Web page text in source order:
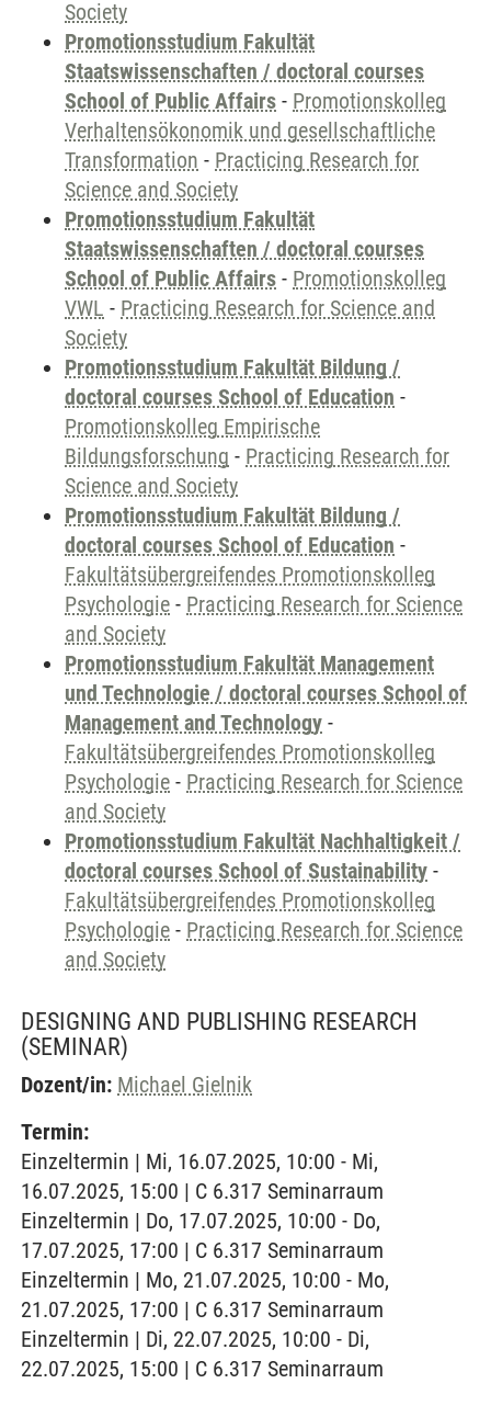
Society
Promotionsstudium Fakultät
Staatswissenschaften / doctoral courses
School of Public Affairs - Promotionskolleg
Verhaltensökonomik und gesellschaftliche
Transformation - Practicing Research for
Science and Society
Promotionsstudium Fakultät
Staatswissenschaften / doctoral courses
School of Public Affairs - Promotionskolleg
VWL - Practicing Research for Science and
Society
Promotionsstudium Fakultät Bildung /
doctoral courses School of Education -
Promotionskolleg Empirische
Bildungsforschung - Practicing Research for
Science and Society
Promotionsstudium Fakultät Bildung /
doctoral courses School of Education -
Fakultätsübergreifendes Promotionskolleg
Psychologie - Practicing Research for Science
and Society
Promotionsstudium Fakultät Management
und Technologie / doctoral courses School of
Management and Technology -
Fakultätsübergreifendes Promotionskolleg
Psychologie - Practicing Research for Science
and Society
Promotionsstudium Fakultät Nachhaltigkeit /
doctoral courses School of Sustainability -
Fakultätsübergreifendes Promotionskolleg
Psychologie - Practicing Research for Science
and Society
DESIGNING AND PUBLISHING RESEARCH
(SEMINAR)
Dozent/in: Michael Gielnik
Termin:
Einzeltermin | Mi, 16.07.2025, 10:00 - Mi,
16.07.2025, 15:00 | C 6.317 Seminarraum
Einzeltermin | Do, 17.07.2025, 10:00 - Do,
17.07.2025, 17:00 | C 6.317 Seminarraum
Einzeltermin | Mo, 21.07.2025, 10:00 - Mo,
21.07.2025, 17:00 | C 6.317 Seminarraum
Einzeltermin | Di, 22.07.2025, 10:00 - Di,
22.07.2025, 15:00 | C 6.317 Seminarraum